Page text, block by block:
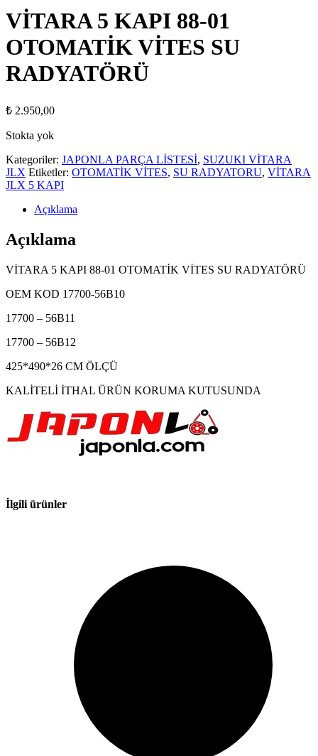
VİTARA 5 KAPI 88-01
OTOMATİK VİTES SU
RADYATÖRÜ
₺ 2.950,00
Stokta yok
Kategoriler: JAPONLA PARÇA LİSTESİ, SUZUKI VİTARA
JLX Etiketler: OTOMATİK VİTES, SU RADYATORU, VİTARA
JLX 5 KAPI
Açıklama
Açıklama
VİTARA 5 KAPI 88-01 OTOMATİK VİTES SU RADYATÖRÜ
OEM KOD 17700-56B10
17700 – 56B11
17700 – 56B12
425*490*26 CM ÖLÇÜ
KALİTELİ İTHAL ÜRÜN KORUMA KUTUSUNDA
İlgili ürünler